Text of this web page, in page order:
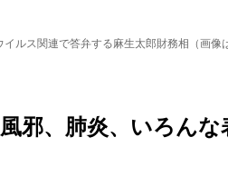
イルス関連で答弁する麻生太郎財務相（画像
風邪、肺炎、いろん